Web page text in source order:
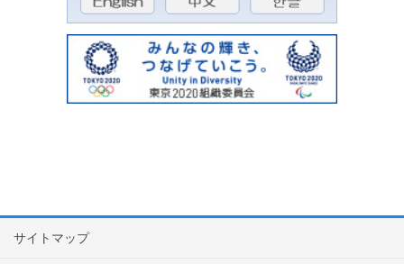
サイトマップ